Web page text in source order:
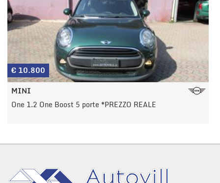
€ 10.800
MINI
One 1.2 One Boost 5 porte *PREZZO REALE